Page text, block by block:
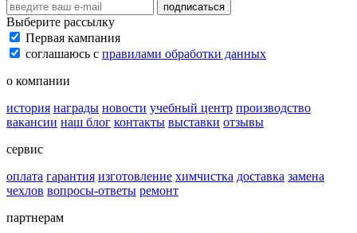
подписаться
Выберите рассылку
Первая кампания
соглашаюсь с правилами обработки данных
о компании
история награды новости учебный центр производство
вакансии наш блог контакты выставки отзывы
сервис
оплата гарантия изготовление химчистка доставка замена
чехлов вопросы-ответы ремонт
партнерам